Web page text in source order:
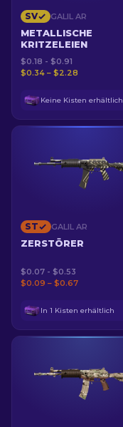
SV GALIL AR
METALLISCHE
KRITZELEIEN
$0.18 - $0.91
$0.34 – $2.28
Keine Kisten erhältlich
ST GALIL AR
ZERSTÖRER
$0.07 - $0.53
$0.09 – $0.67
In 1 Kisten erhältlich